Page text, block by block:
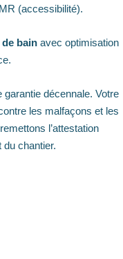
(accessibilité).
bainavec optimisation
décennale. Votre
les malfaçons et les
l’attestation
du chantier.